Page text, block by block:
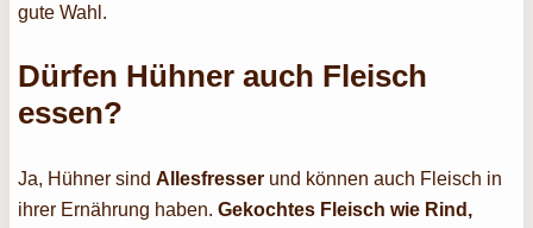
gute Wahl.
Dürfen Hühner auch Fleisch
essen?
Ja, Hühner sindAllesfresser und können auch Fleisch in
ihrer Ernährung haben.Gekochtes Fleisch wie Rind,